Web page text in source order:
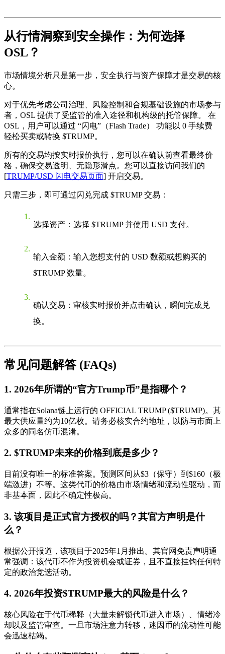
从行情洞察到安全操作：为何选择
OSL？
市场情境分析只是第一步， 安全执行与资产保障才是交易的核
心。
对于优先考虑公司治理、风险控制和合规基础设施的市场参与
者， OSL 提供了受监管的准入途径和机构级的托管保障。
在
OSL，用户可以通过 “闪电”（Flash Trade） 功能以 0 手续费
轻松买卖或转换 $TRUMP。
所有的交易均按实时报价执行，您可以在确认前查看最终价
格，确保交易透明、无隐形滑点。您可以直接访问我们的
[TRUMP/USD 闪电交易页面] 开启交易。
只需三步，即可通过闪兑完成 $TRUMP 交易：
选择资产 ：选择 $TRUMP 并使用 USD 支付。
输入金额 ：输入您想支付的 USD 数额或想购买的
$TRUMP 数量。
确认交易 ：审核实时报价并点击确认，瞬间完成兑
换。
常见问题解答 (FAQs)
1. 2026年所谓的“官方Trump币”是指哪个？
通常指在Solana链上运行的 OFFICIAL TRUMP ($TRUMP)。其
最大供应量约为10亿枚。请务必核实合约地址，以防与市面上
众多的同名仿币混淆。
2. $TRUMP未来的价格到底是多少？
目前没有唯一的标准答案。预测区间从$3（保守）到$160（极
端激进）不等。这类代币的价格由市场情绪和流动性驱动，而
非基本面，因此不确定性极高。
3. 该项目是正式官方授权的吗？其官方声明是什
么？
根据公开报道，该项目于2025年1月推出。其官网免责声明通
常强调：该代币不作为投资机会或证券，且不直接挂钩任何特
定的政治竞选活动。
4. 2026年投资$TRUMP最大的风险是什么？
核心风险在于代币稀释 （大量未解锁代币进入市场）、情绪冷
却 以及 监管审查。一旦市场注意力转移，迷因币的流动性可能
会迅速枯竭。